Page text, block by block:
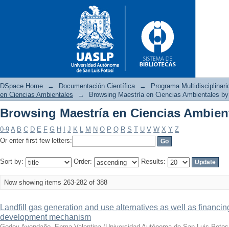
Browsing Maestría en
DSpace Home → Documentación Científica →
Programa
en Ciencias Ambientales
→ Browsing Maestría en Ciencias Ambientales
Browsing Maestría en Ciencias
0-9 A B C D E F G H J K L M N O P Q R S T U V W X Y Z
Or enter first few letters:
Sort by: Order: Results:
Now showing items 263-282 of 388
Landfill gas generation and use alternatives as well as
development mechanism